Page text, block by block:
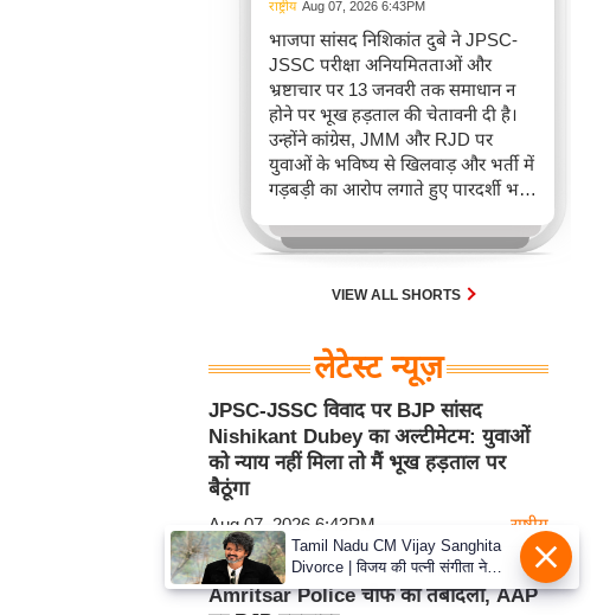
राष्ट्रीय Aug 07, 2026 6:43PM
भाजपा सांसद निशिकांत दुबे ने JPSC-
JSSC परीक्षा अनियमितताओं और
भ्रष्टाचार पर 13 जनवरी तक समाधान न
होने पर भूख हड़ताल की चेतावनी दी है।
उन्होंने कांग्रेस, JMM और RJD पर
युवाओं के भविष्य से खिलवाड़ और भर्ती में
गड़बड़ी का आरोप लगाते हुए पारदर्शी भर्ती
यह चेतावनी झारखंड में नौकरी की तलाश
VIEW ALL SHORTS
लेटेस्ट न्यूज़
JPSC-JSSC विवाद पर BJP सांसद
Nishikant Dubey का अल्टीमेटम: युवाओं
को न्याय नहीं मिला तो मैं भूख हड़ताल पर
बैठूंगा
Aug 07, 2026 6:43PM राष्ट्रीय
Jantar Mantar कनेक्शन बताने वाले
Amritsar Police चीफ का तबादला, AAP
Tamil Nadu CM Vijay Sanghita
Divorce | विजय की पत्नी संगीता ने
वापस ली तलाक की अर्जी, कोर्ट ने मामले
को किया निपटाया